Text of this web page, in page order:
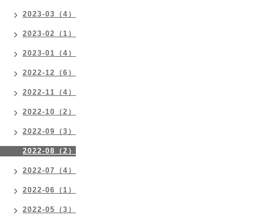
2023-03（4）
2023-02（1）
2023-01（4）
2022-12（6）
2022-11（4）
2022-10（2）
2022-09（3）
2022-08（2）
2022-07（4）
2022-06（1）
2022-05（3）